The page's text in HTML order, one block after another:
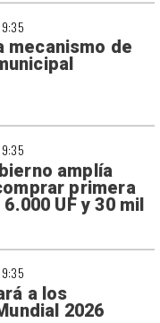
9:35
mecanismo de
9:35
amplía
primera
UF y 30 mil
9:35
a los
2026